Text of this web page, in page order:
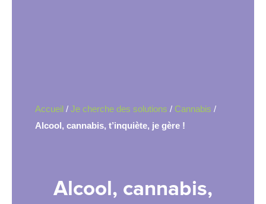
Accueil/ Je cherche des solutions / Cannabis /
Alcool, cannabis, t’inquiète, je gère !
Alcool, cannabis,